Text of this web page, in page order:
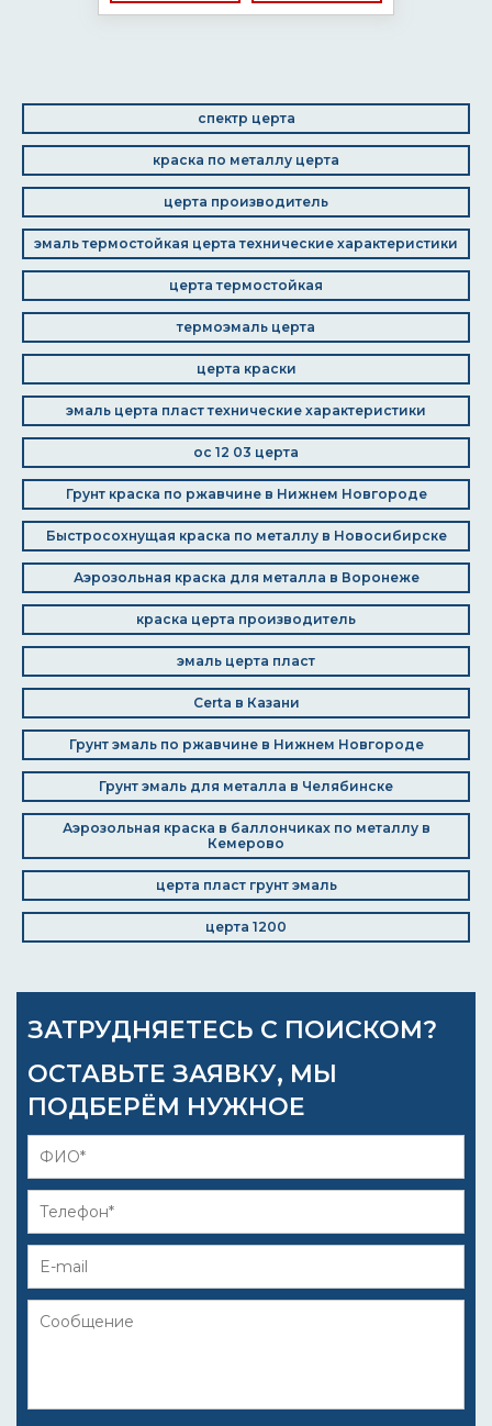
спектр церта
краска по металлу церта
церта производитель
эмаль термостойкая церта технические характеристики
церта термостойкая
термоэмаль церта
церта краски
эмаль церта пласт технические характеристики
ос 12 03 церта
Грунт краска по ржавчине в Нижнем Новгороде
Быстросохнущая краска по металлу в Новосибирске
Аэрозольная краска для металла в Воронеже
краска церта производитель
эмаль церта пласт
Certa в Казани
Грунт эмаль по ржавчине в Нижнем Новгороде
Грунт эмаль для металла в Челябинске
Аэрозольная краска в баллончиках по металлу в
Кемерово
церта пласт грунт эмаль
церта 1200
ЗАТРУДНЯЕТЕСЬ С ПОИСКОМ?
ОСТАВЬТЕ ЗАЯВКУ, МЫ
ПОДБЕРЁМ НУЖНОЕ